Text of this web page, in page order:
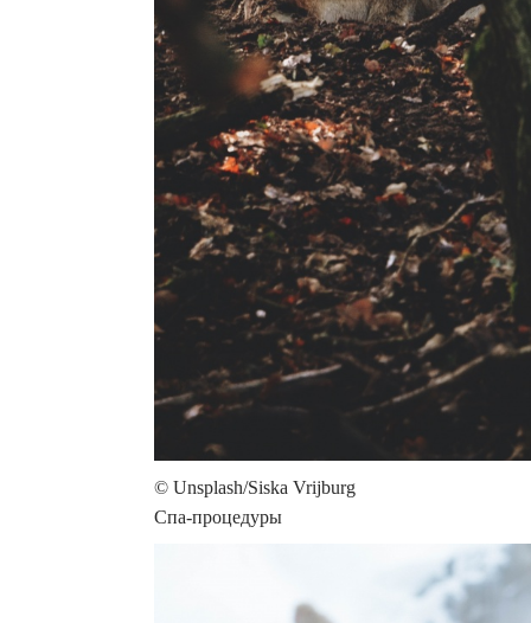
© Unsplash/Siska Vrijburg
Спа-процедуры